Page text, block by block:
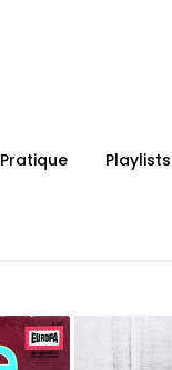
Pratique Playlists